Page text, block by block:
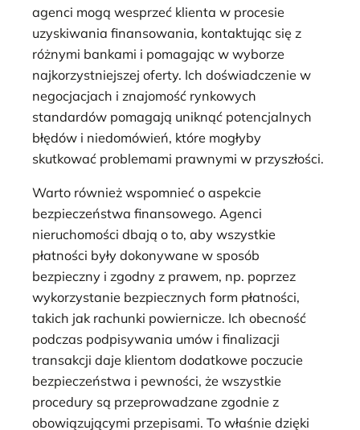
agenci mogą wesprzeć klienta w procesie
uzyskiwania finansowania, kontaktując się z
różnymi bankami i pomagając w wyborze
najkorzystniejszej oferty. Ich doświadczenie w
negocjacjach i znajomość rynkowych
standardów pomagają uniknąć potencjalnych
błędów i niedomówień, które mogłyby
skutkować problemami prawnymi w przyszłości.
Warto również wspomnieć o aspekcie
bezpieczeństwa finansowego. Agenci
nieruchomości dbają o to, aby wszystkie
płatności były dokonywane w sposób
bezpieczny i zgodny z prawem, np. poprzez
wykorzystanie bezpiecznych form płatności,
takich jak rachunki powiernicze. Ich obecność
podczas podpisywania umów i finalizacji
transakcji daje klientom dodatkowe poczucie
bezpieczeństwa i pewności, że wszystkie
procedury są przeprowadzane zgodnie z
obowiązującymi przepisami. To właśnie dzięki